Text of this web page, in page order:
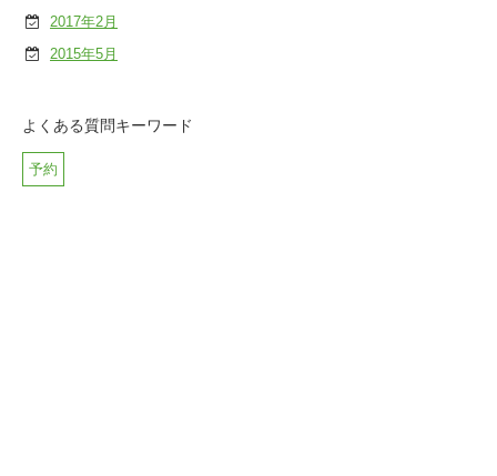
2017年2月
2015年5月
よくある質問キーワード
予約